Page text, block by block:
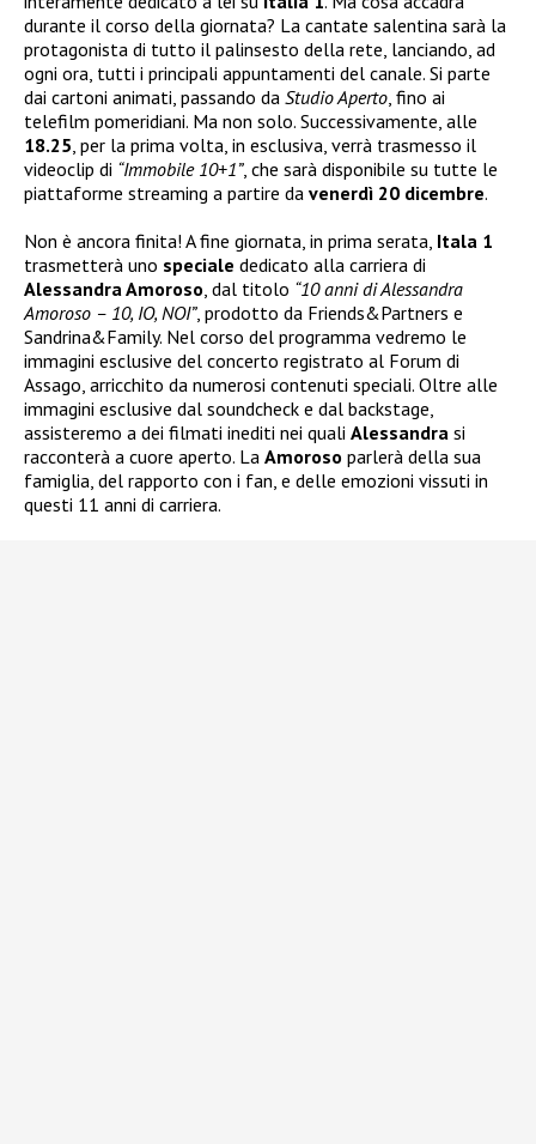
durante il corso della giornata? La cantate salentina sarà la
protagonista di tutto il palinsesto della rete, lanciando, ad
ogni ora, tutti i principali appuntamenti del canale. Si parte
dai cartoni animati, passando da Studio Aperto, fino ai
telefilm pomeridiani. Ma non solo. Successivamente, alle
18.25, per la prima volta, in esclusiva, verrà trasmesso il
videoclip di “Immobile 10+1”, che sarà disponibile su tutte le
piattaforme streaming a partire da venerdì 20 dicembre.
Non è ancora finita! A fine giornata, in prima serata, Itala 1
trasmetterà uno speciale dedicato alla carriera di
Alessandra Amoroso, dal titolo “10 anni di Alessandra
Amoroso – 10, IO, NOI”, prodotto da Friends&Partners e
Sandrina&Family. Nel corso del programma vedremo le
immagini esclusive del concerto registrato al Forum di
Assago, arricchito da numerosi contenuti speciali. Oltre alle
immagini esclusive dal soundcheck e dal backstage,
assisteremo a dei filmati inediti nei quali Alessandra si
racconterà a cuore aperto. La Amoroso parlerà della sua
famiglia, del rapporto con i fan, e delle emozioni vissuti in
questi 11 anni di carriera.